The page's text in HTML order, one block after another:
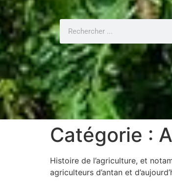
Catégorie :
Histoire de l’agriculture, et
agriculteurs d’antan et